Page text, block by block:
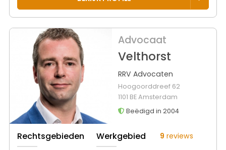
Advocaat
Velthorst
RRV Advocaten
Hoogoorddreef 62
1101 BE Amsterdam
Beëdigd in 2004
Rechtsgebieden Werkgebied 9 reviews